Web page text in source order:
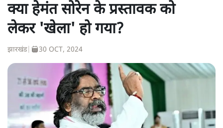
क्या हेमंत सोरेन के प्रस्तावक को
लेकर 'खेला' हो गया?
झारखंड| 30 OCT, 2024